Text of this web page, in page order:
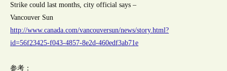
Strike could last months, city official says –
Vancouver Sun
http://www.canada.com/vancouversun/news/story.html?
id=56f23425-f043-4857-8e2d-460edf3ab71e
参考：